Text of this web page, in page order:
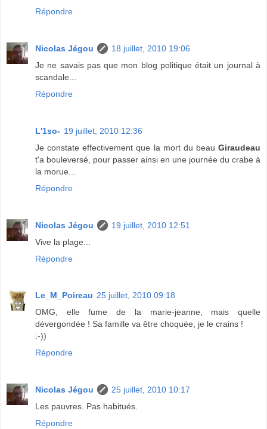
Répondre
Nicolas Jégou
18 juillet, 2010 19:06
Je ne savais pas que mon blog politique était un journal à
scandale...
Répondre
L'1so- 19 juillet, 2010 12:36
Je constate effectivement que la mort du beau Giraudeau
t'a bouleversé, pour passer ainsi en une journée du crabe à
la morue...
Répondre
Nicolas Jégou
19 juillet, 2010 12:51
Vive la plage...
Répondre
Le_M_Poireau 25 juillet, 2010 09:18
OMG, elle fume de la marie-jeanne, mais quelle
dévergondée ! Sa famille va être choquée, je le crains !
:-))
Répondre
Nicolas Jégou
25 juillet, 2010 10:17
Les pauvres. Pas habitués.
Répondre